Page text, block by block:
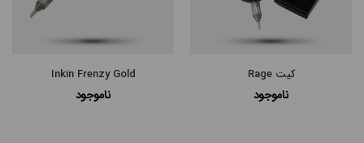
کیت Rage
ناموجود
Inkin Frenzy Gold
ناموجود